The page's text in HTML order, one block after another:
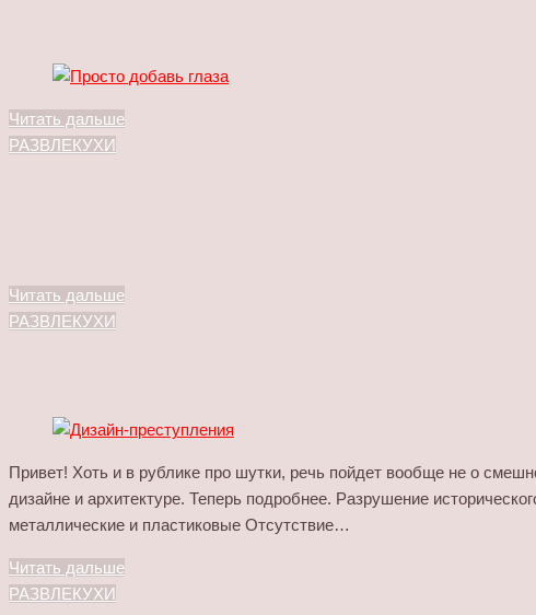
Читать дальше
РАЗВЛЕКУХИ
Читать дальше
РАЗВЛЕКУХИ
Привет! Хоть и в рублике про шутки, речь пойдет вообще не о
дизайне и архитектуре. Теперь подробнее. Разрушение
металлические и пластиковые Отсутствие…
Читать дальше
РАЗВЛЕКУХИ